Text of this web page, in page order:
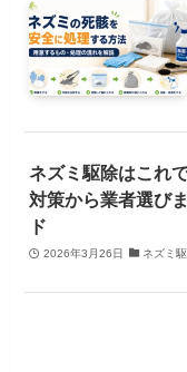
ネズミ駆除はこれ
対策から業者選び
ド
2026年3月26日 ネズミ